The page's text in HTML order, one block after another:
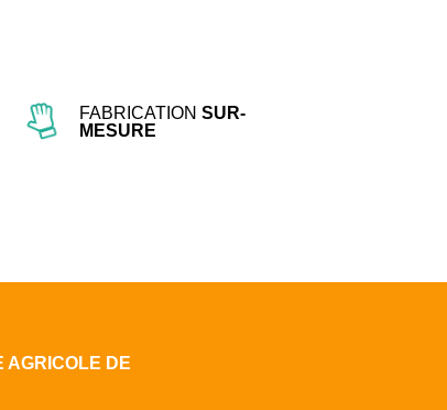
FABRICATION SUR-
MESURE
AGRICOLE DE